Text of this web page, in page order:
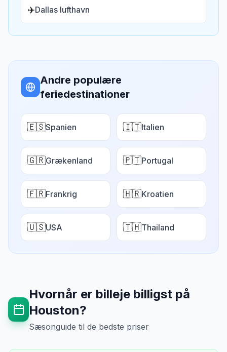
✈️Dallas lufthavn
Andre populære
feriedestinationer
🇪🇸Spanien 🇮🇹Italien
🇬🇷Grækenland 🇵🇹Portugal
🇫🇷Frankrig 🇭🇷Kroatien
🇺🇸USA 🇹🇭Thailand
Hvornår er billeje billigst på
Houston?
Sæsonguide til de bedste priser